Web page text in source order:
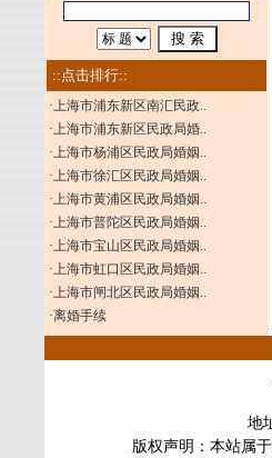
::点击排行::
·上海市浦东新区南汇民政..
·上海市浦东新区民政局婚..
·上海市杨浦区民政局婚姻..
·上海市徐汇区民政局婚姻..
·上海市黄浦区民政局婚姻..
·上海市普陀区民政局婚姻..
·上海市宝山区民政局婚姻..
·上海市虹口区民政局婚姻..
·上海市闸北区民政局婚姻..
·离婚手续
地
版权声明：本站属